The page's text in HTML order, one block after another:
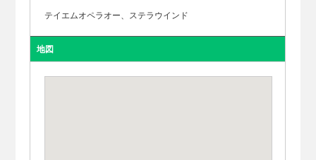
テイエムオペラオー、ステラウインド
地図